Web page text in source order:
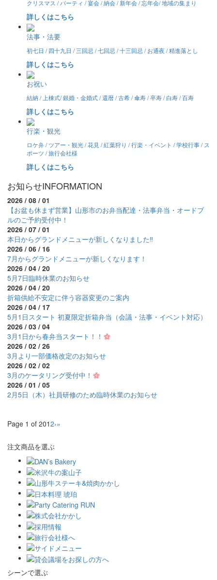
クリスマス / パーティ / 宴会 / 納会 / 新年会 / 忘年会/ 地域の集まり
詳しくはこちら
法事・法要
初七日 / 四十九日 / 三回忌 / 七回忌 / 十三回忌 / お通夜 / 精進落とし
詳しくはこちら
お祝い
結納 / 上棟式/ 銀婚・金婚式 / 還暦 / 古希 / 傘寿 / 卒寿 / 白寿 / 百寿
詳しくはこちら
行楽・観光
ロケ弁 / ツアー・観光 / 花見 / 紅葉狩り / 行楽・イベント / 学校行事 / ス
ポーツ / 旅行会社様
詳しくはこちら
お知らせINFORMATION
2026 / 08 / 01
【お盆も休まず営業】山形市のお弁当配達・法事弁当・オードブ
ルのご予約受付中！
2026 / 07 / 01
本日からグランドメニューが新しくなりました‼
2026 / 06 / 16
7月からグランドメニューが新しくなります！
2026 / 04 / 20
5月7日臨時休業のお知らせ
2026 / 04 / 20
折箱供給不安定に伴う容器変更のご案内
2026 / 04 / 17
5月1日スタート 初夏限定折箱弁当（会議・法事・イベント対応）
2026 / 03 / 04
3月1日から春弁当スタート！！
2026 / 02 / 26
3月より一部価格改定のお知らせ
2026 / 02 / 02
3月のケータリング受付中！
2026 / 01 / 05
2月5日（木）社員研修のため臨時休業のお知らせ
Page 1 of 2012›»
注文商品を選ぶ
シーンで選ぶ